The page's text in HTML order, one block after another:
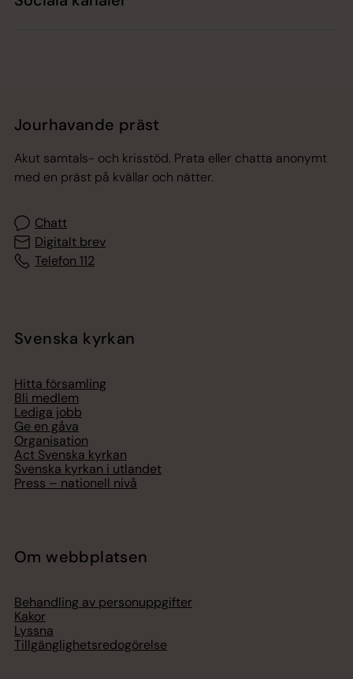
Jourhavande präst
Akut samtals- och krisstöd. Prata eller chatta anonymt
med en präst på kvällar och nätter.
Chatt
Digitalt brev
Telefon 112
Svenska kyrkan
Hitta församling
Bli medlem
Lediga jobb
Ge en gåva
Organisation
Act Svenska kyrkan
Svenska kyrkan i utlandet
Press – nationell nivå
Om webbplatsen
Behandling av personuppgifter
Kakor
Lyssna
Tillgänglighetsredogörelse